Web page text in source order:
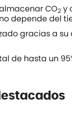
CO2 y
depende del
gracias a su
de hasta un